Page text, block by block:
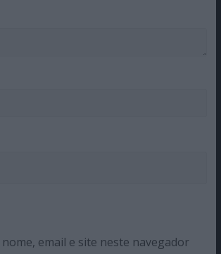
email e site neste navegador